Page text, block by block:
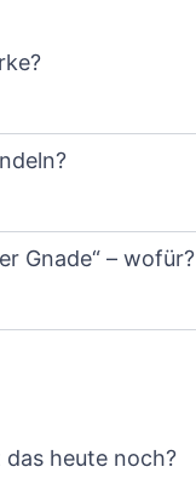
Gnade“ – wofür?
heute noch?